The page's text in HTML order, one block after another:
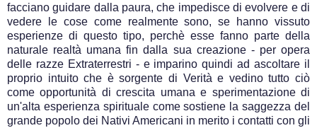
facciano guidare dalla paura, che impedisce di evolvere e di
vedere le cose come realmente sono, se hanno vissuto
esperienze di questo tipo, perchè esse fanno parte della
naturale realtà umana fin dalla sua creazione - per opera
delle razze Extraterrestri - e imparino quindi ad ascoltare il
proprio intuito che è sorgente di Verità e vedino tutto ciò
come opportunità di crescita umana e sperimentazione di
un'alta esperienza spirituale come sostiene la saggezza del
grande popolo dei Nativi Americani in merito i contatti con gli